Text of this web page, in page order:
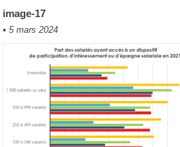
image-17
• 5 mars 2024